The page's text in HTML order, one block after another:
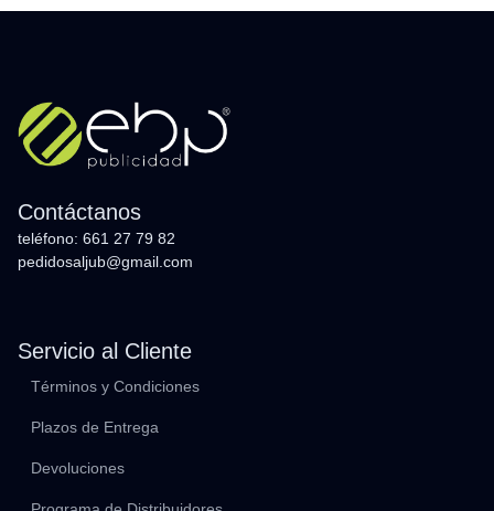
Contáctanos
teléfono: 661 27 79 82
pedidosaljub@gmail.com
Servicio al Cliente
Términos y Condiciones
Plazos de Entrega
Devoluciones